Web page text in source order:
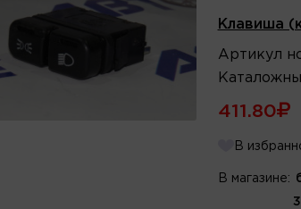
Клавиша
Артикул
411.80
В
В магазине: